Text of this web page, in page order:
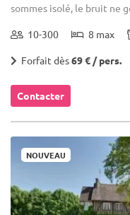
sommes isolé, le bruit ne
10-300 8 max
Forfait dès69 € / pers.
Contacter
NOUVEAU